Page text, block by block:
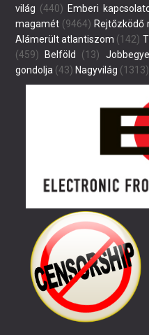
világ (440) Emberi
magamét (9464) Rejtőzködő
Alámerült atlantiszom (142)
(459)
Belföld (13)
gondolja (43) Nagyvilág (1313)